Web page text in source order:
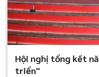
Hội nghị tổng kết
triển"